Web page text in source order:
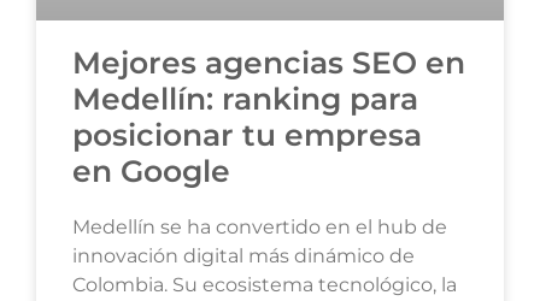
Mejores agencias SEO en
Medellín: ranking para
posicionar tu empresa
en Google
Medellín se ha convertido en el hub de
innovación digital más dinámico de
Colombia. Su ecosistema tecnológico, la